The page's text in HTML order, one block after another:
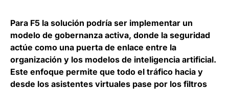
Para F5 la solución podría ser implementar un
modelo de gobernanza activa, donde la seguridad
actúe como una puerta de enlace entre la
organización y los modelos de inteligencia artificial.
Este enfoque permite que todo el tráfico hacia y
desde los asistentes virtuales pase por los filtros